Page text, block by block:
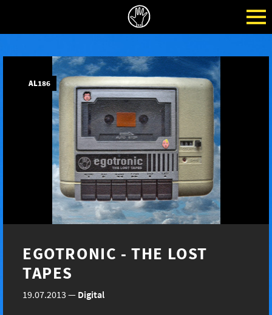
AL186
EGOTRONIC - THE LOST
TAPES
19.07.2013 — Digital